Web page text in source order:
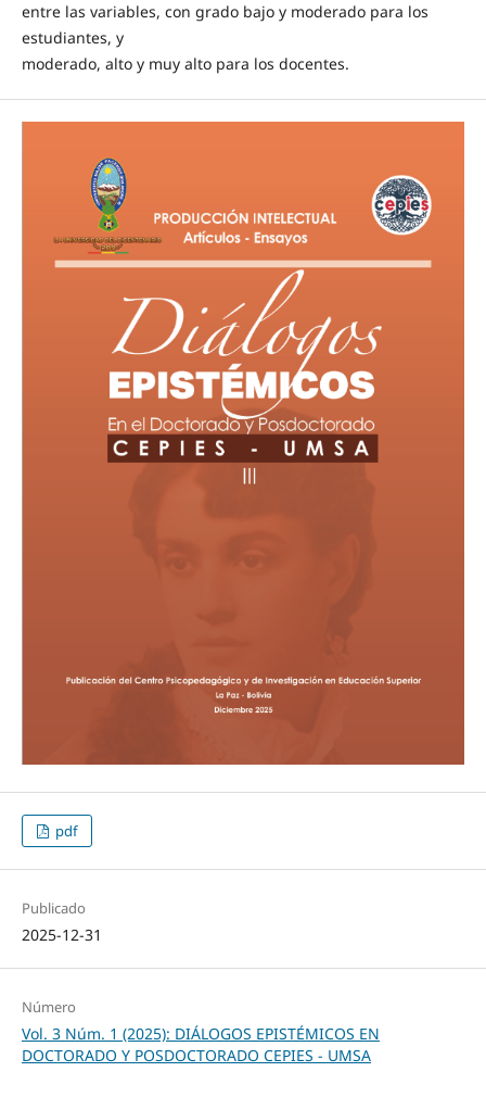
entre las variables, con grado bajo y moderado para los
estudiantes, y
moderado, alto y muy alto para los docentes.
pdf
Publicado
2025-12-31
Número
Vol. 3 Núm. 1 (2025): DIÁLOGOS EPISTÉMICOS EN
DOCTORADO Y POSDOCTORADO CEPIES - UMSA